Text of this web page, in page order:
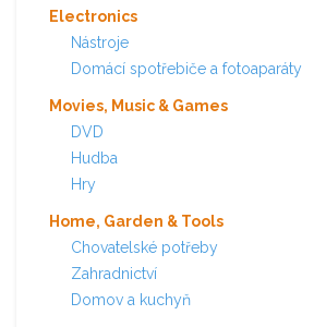
Electronics
Nástroje
Domácí spotřebiče a fotoaparáty
Movies, Music & Games
DVD
Hudba
Hry
Home, Garden & Tools
Chovatelské potřeby
Zahradnictví
Domov a kuchyň